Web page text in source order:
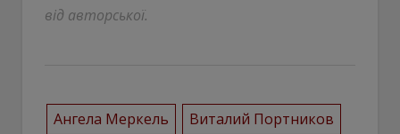
від авторської.
Ангела Меркель
Виталий Портников